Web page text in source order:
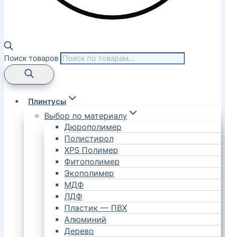
Поиск товаров
Плинтусы
Выбор по материалу
Дюрополимер
Полистирол
XPS Полимер
Фитополимер
Экополимер
МДФ
ЛДФ
Пластик — ПВХ
Алюминий
Дерево